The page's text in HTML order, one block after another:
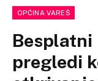
OPĆINA VAREŠ
Besplatni
pregledi